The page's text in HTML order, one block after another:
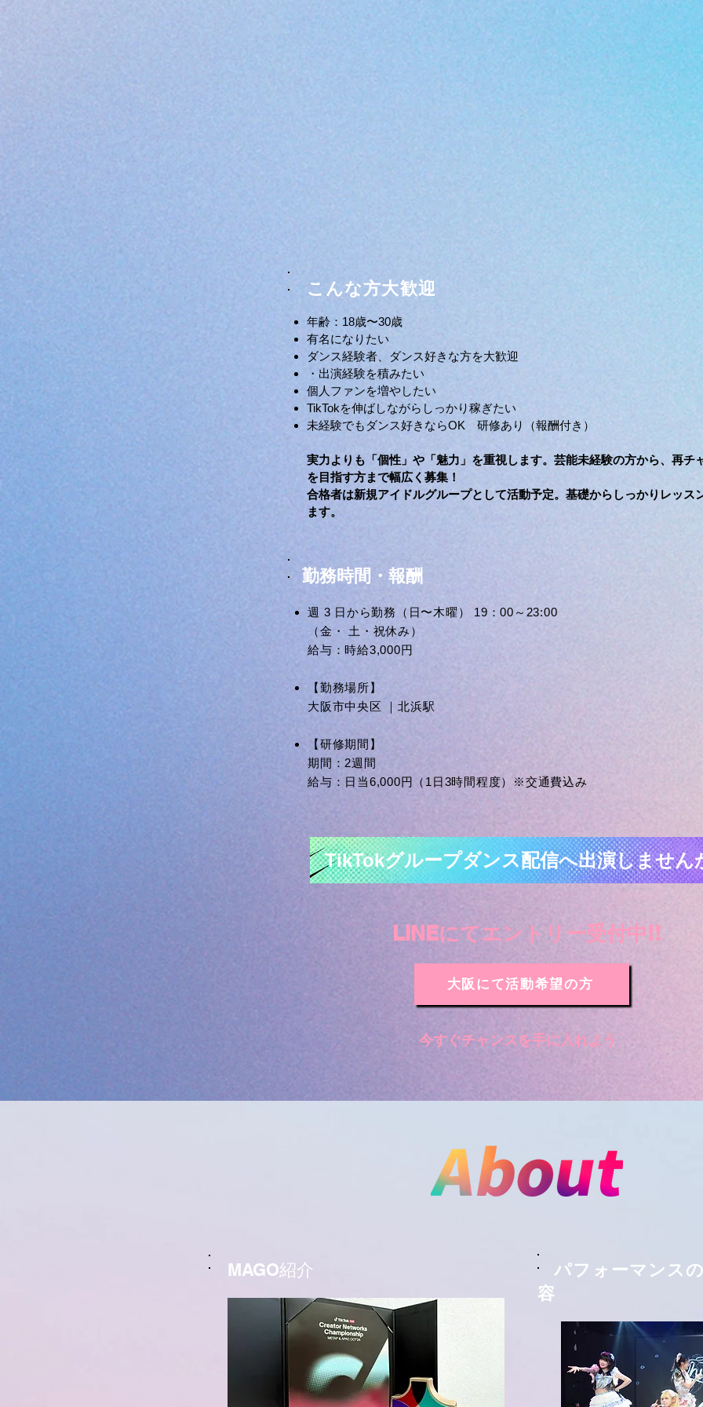
こんな方大歓迎
年齢：18歳〜30歳
有名になりたい
ダンス経験者、ダンス好きな方を大歓迎
・出演経験を積みたい
個人ファンを増やしたい
TikTokを伸ばしながらしっかり稼ぎたい
未経験でもダンス好きならOK 研修あり（報酬付き）
実力よりも「個性」や「魅力」を重視します。芸能未経験の方から、再チ
を目指す方まで幅広く募集！
合格者は新規アイドルグループとして活動予定。基礎からしっかりレッス
ます。
勤務時間・報酬
週 3 ⽇から勤務（⽇〜⽊曜） 19：00～23:00
（⾦・ ⼟・祝休み）
給与：時給3,000円
【勤務場所】
大阪市中央区 ｜北浜駅
【研修期間】
期間：2週間
給与：日当6,000円（1日3時間程度）※交通費込み
TikTokグループダンス配信へ出演しません
LINEにてエントリー受付中!!
大阪にて活動希望の方
​今すぐチャンスを手に入れよう
MAGO紹介
パフォーマンス
容